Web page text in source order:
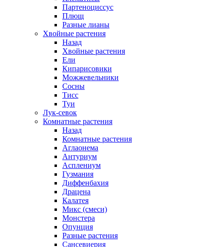
Партеноциссус
Плющ
Разные лианы
Хвойные растения
Назад
Хвойные растения
Ели
Кипарисовики
Можжевельники
Сосны
Тисс
Туи
Лук-севок
Комнатные растения
Назад
Комнатные растения
Аглаонема
Антуриум
Асплениум
Гузмания
Диффенбахия
Драцена
Калатея
Микс (смеси)
Монстера
Опунция
Разные растения
Сансевиерия